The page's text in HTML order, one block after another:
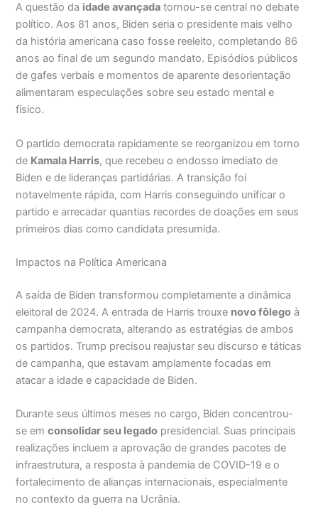
A questão da idade avançada tornou-se central no debate
político. Aos 81 anos, Biden seria o presidente mais velho
da história americana caso fosse reeleito, completando 86
anos ao final de um segundo mandato. Episódios públicos
de gafes verbais e momentos de aparente desorientação
alimentaram especulações sobre seu estado mental e
físico.
O partido democrata rapidamente se reorganizou em torno
de Kamala Harris, que recebeu o endosso imediato de
Biden e de lideranças partidárias. A transição foi
notavelmente rápida, com Harris conseguindo unificar o
partido e arrecadar quantias recordes de doações em seus
primeiros dias como candidata presumida.
Impactos na Política Americana
A saída de Biden transformou completamente a dinâmica
eleitoral de 2024. A entrada de Harris trouxe novo fôlego à
campanha democrata, alterando as estratégias de ambos
os partidos. Trump precisou reajustar seu discurso e táticas
de campanha, que estavam amplamente focadas em
atacar a idade e capacidade de Biden.
Durante seus últimos meses no cargo, Biden concentrou-
se emconsolidar seu legado presidencial. Suas principais
realizações incluem a aprovação de grandes pacotes de
infraestrutura, a resposta à pandemia de COVID-19 e o
fortalecimento de alianças internacionais, especialmente
no contexto da guerra na Ucrânia.